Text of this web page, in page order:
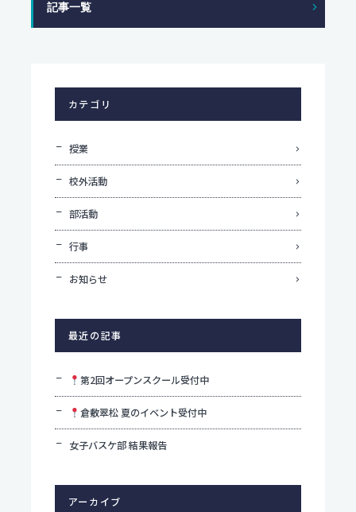
記事一覧
カテゴリ
授業
校外活動
部活動
行事
お知らせ
最近の記事
第2回オープンスクール受付中
倉敷翠松 夏のイベント受付中
女子バスケ部 結果報告
アーカイブ